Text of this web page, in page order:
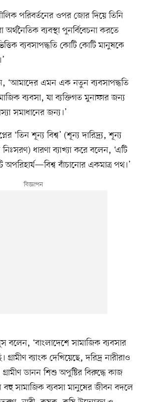
পরিবর্তনের ওপর জোর দিয়ে তিনি
ব্যবস্থা পুনর্বিবেচনা করতে
ব্যবসাপদ্ধতি কোটি কোটি মানুষকে
‘আমাদের এমন এক নতুন ব্যবসাপদ্ধতি
ব্যবসা, যা ব্যক্তিগত মুনাফার জন্য
সমাধানের জন্য।’
‘তিন শূন্য বিশ্ব’ (শূন্য দারিদ্র্য, শূন্য
ধারণা ব্যাখ্যা করে বলেন, ‘এটি
বাঁচানোর একমাত্র পথ।’
বলেন, ‘বাংলাদেশে সামাজিক ব্যবসার
ব্যাংক দেখিয়েছে, দরিদ্র নারীরাও
ডানন শিশু অপুষ্টির বিরুদ্ধে কাজ
সামাজিক ব্যবসা মানুষের জীবন বদলে